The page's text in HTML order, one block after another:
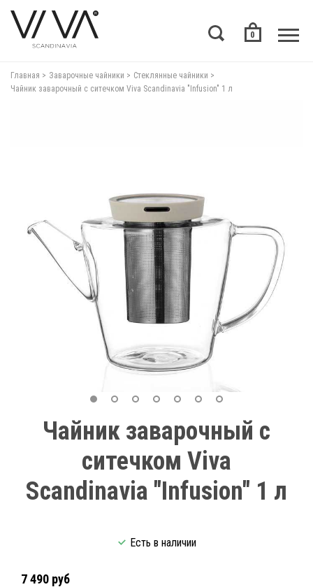
0
Главная Заварочные чайники
Стеклянные чайники
Чайник заварочный с ситечком Viva Scandinavia "Infusion" 1 л
Чайник заварочный с
ситечком Viva
Scandinavia "Infusion" 1 л
Есть в наличии
7 490 руб